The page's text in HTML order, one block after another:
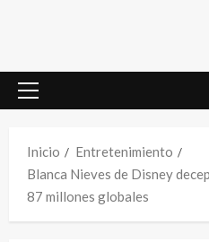
Menú
Inicio
Entretenimiento
Blanca Nieves de Disney
87 millones globales